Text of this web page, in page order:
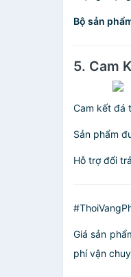
Bộ sản
5. Cam
Cam kết đá
Sản phẩm
Hỗ trợ đổi
Giá sản
phí vận